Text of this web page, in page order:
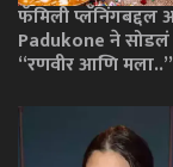
फॅमिली
Padukone ने सोडलं
“रणवीर आणि मला..”